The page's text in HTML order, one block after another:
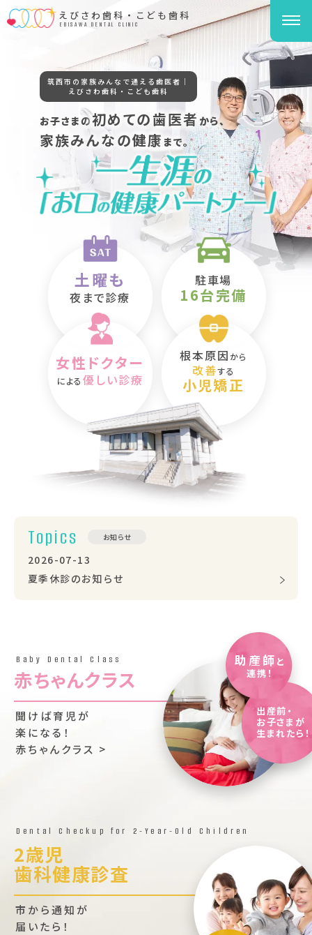
えびさわ歯科・こども歯科
EBISAWA DENTAL CLINIC
筑西市の家族みんなで通える歯医者｜
えびさわ歯科・こども歯科
お子さまの初めての歯医者 から、
家族みんなの健康 まで。
土曜も
夜まで診療
駐車場
16台完備
女性ドクター
による 優しい診療
根本原因 から
改善する
小児矯正
Topics お知らせ
2026-07-13
夏季休診のお知らせ
Baby Dental Class
赤ちゃんクラス
聞けば育児が
楽になる！
赤ちゃんクラス >
助産師 と
連携！
出産前・
お子さまが
生まれたら！
Dental Checkup for 2-Year-Old Children
2歳児
歯科健康診査
市から通知が
届いたら！